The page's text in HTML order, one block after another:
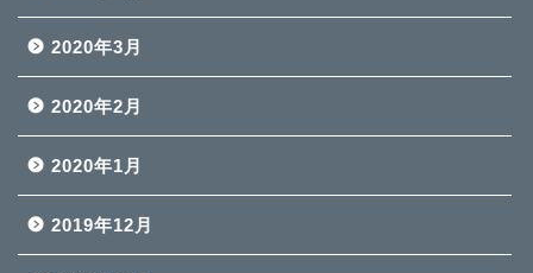
2020年3月
2020年2月
2020年1月
2019年12月